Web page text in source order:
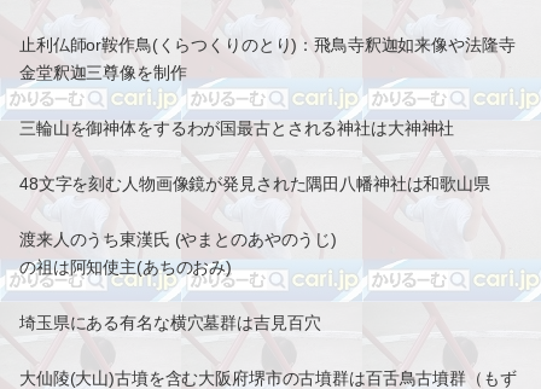
止利仏師or鞍作鳥(くらつくりのとり)：飛鳥寺釈迦如来像や法隆寺
金堂釈迦三尊像を制作
三輪山を御神体をするわが国最古とされる神社は大神神社
48文字を刻む人物画像鏡が発見された隅田八幡神社は和歌山県
渡来人のうち東漢氏 (やまとのあやのうじ)
の祖は阿知使主(あちのおみ)
埼玉県にある有名な横穴墓群は吉見百穴
大仙陵(大山)古墳を含む大阪府堺市の古墳群は百舌鳥古墳群（もず